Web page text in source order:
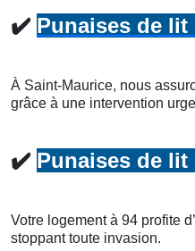
✔️ Punaises de lit
À Saint-Maurice, nous
grâce à une intervention
✔️ Punaises de lit
Votre logement à 94 profite
stoppant toute invasion.